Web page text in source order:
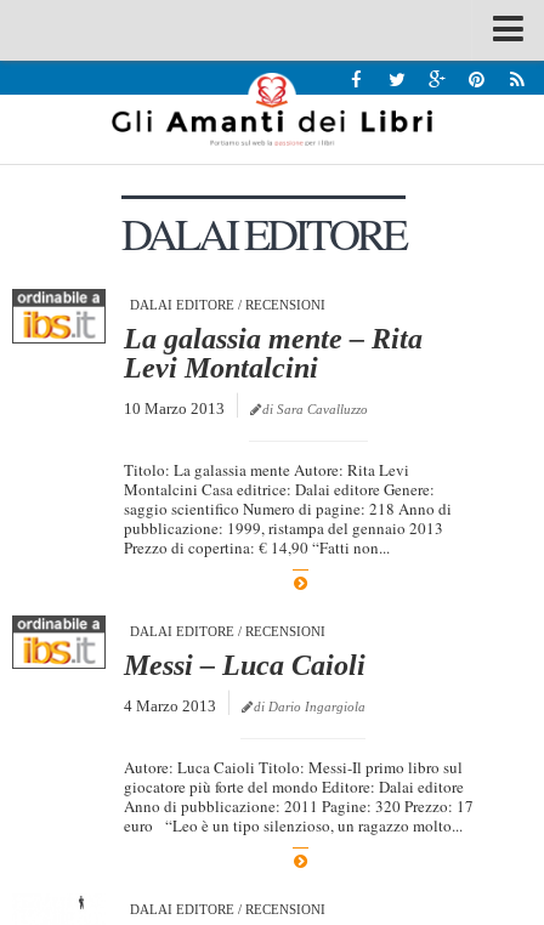
Recensioni
Interviste & Incontri
Chi siamo
Rassegna Stampa
Archivio
Case editrici
Partnership
Premio Chiara
DALAI EDITORE
DALAI EDITORE/ RECENSIONI
La galassia mente – Rita
Levi Montalcini
10 Marzo 2013 di Sara Cavalluzzo
Titolo: La galassia mente Autore: Rita Levi
Montalcini Casa editrice: Dalai editore Genere:
saggio scientifico Numero di pagine: 218 Anno di
pubblicazione: 1999, ristampa del gennaio 2013
Prezzo di copertina: € 14,90 “Fatti non...
DALAI EDITORE/ RECENSIONI
Messi – Luca Caioli
4 Marzo 2013 di Dario Ingargiola
Autore: Luca Caioli Titolo: Messi-Il primo libro sul
giocatore più forte del mondo Editore: Dalai editore
Anno di pubblicazione: 2011 Pagine: 320 Prezzo: 17
euro “Leo è un tipo silenzioso, un ragazzo molto...
DALAI EDITORE/ RECENSIONI